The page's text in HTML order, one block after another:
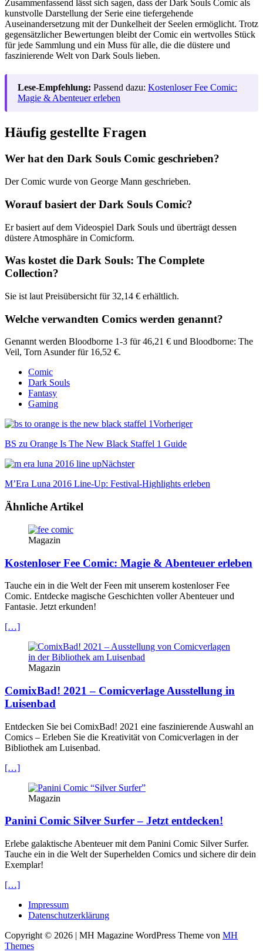
Zusammenfassend lässt sich sagen, dass der Dark Souls Comic als
kunstvolle Darstellung der Serie eine tiefergehende
Auseinandersetzung mit der Dunkelheit der Seelen ermöglicht. Trotz
gegensätzlicher Bewertungen bleibt der Comic ein wertvolles Stück
für jede Sammlung und ein Muss für alle, die die düstere und
faszinierende Welt von Dark Souls lieben.
Lese-Empfehlung: Passend dazu: Kostenloser Fee Comic:
Magie & Abenteuer erleben
Häufig gestellte Fragen
Wer hat den Dark Souls Comic geschrieben?
Der Comic wurde von George Mann geschrieben.
Worauf basiert der Dark Souls Comic?
Er basiert auf dem Videospiel Dark Souls und überträgt dessen
düstere Atmosphäre in Comicform.
Was kostet die Dark Souls: The Complete
Collection?
Sie ist laut Preisübersicht für 32,14 € erhältlich.
Welche verwandten Comics werden genannt?
Genannt werden Bloodborne 1-3 für 46,21 € und Bloodborne: The
Veil, Torn Asunder für 16,52 €.
Comic
Dark Souls
Fantasy
Gaming
Vorheriger
BS zu Orange Is The New Black Staffel 1 Guide
Nächster
M’Era Luna 2016 Line-Up: Festival-Highlights erleben
Ähnliche Artikel
Magazin
Kostenloser Fee Comic: Magie & Abenteuer erleben
Tauche ein in die Welt der Feen mit unserem kostenloser Fee
Comic. Entdecke magische Geschichten voller Abenteuer und
Fantasie. Jetzt erkunden!
[…]
Magazin
ComixBad! 2021 – Comicverlage Ausstellung in
Luisenbad
Entdecken Sie bei ComixBad! 2021 eine faszinierende Auswahl an
Comics – Erleben Sie die Kreativität von Comicverlagen in der
Bibliothek am Luisenbad.
[…]
Magazin
Panini Comic Silver Surfer – Jetzt entdecken!
Erlebe galaktische Abenteuer mit dem Panini Comic Silver Surfer.
Tauche ein in die Welt der Superhelden Comics und sichere dir dein
Exemplar!
[…]
Impressum
Datenschutzerklärung
Copyright © 2026 | MH Magazine WordPress Theme von MH
Themes